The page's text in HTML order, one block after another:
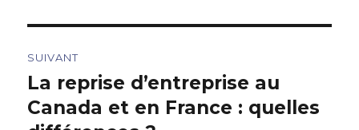
SUIVANT
Article
suivant :
La reprise d’entreprise au
Canada et en France : quelles